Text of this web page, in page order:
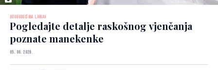
DUGOGODIŠNJA LJUBAV
Pogledajte detalje raskošnog vjenčanja
poznate manekenke
05. 06. 2026.